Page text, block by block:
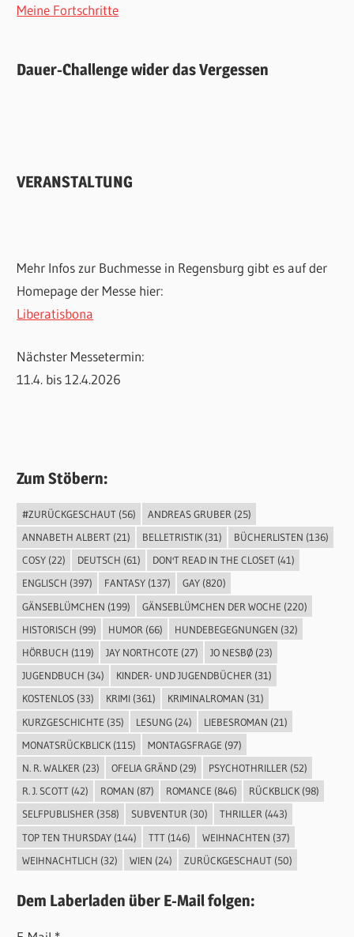
Meine Fortschritte
Dauer-Challenge wider das Vergessen
VERANSTALTUNG
Mehr Infos zur Buchmesse in Regensburg gibt es auf der
Homepage der Messe hier:
Liberatisbona
Nächster Messetermin:
11.4. bis 12.4.2026
Zum Stöbern:
#ZURÜCKGESCHAUT(56) ANDREAS GRUBER (25)
ANNABETH ALBERT(21) BELLETRISTIK(31) BÜCHERLISTEN (136)
COSY(22) DEUTSCH (61) DON'T READ IN THE CLOSET(41)
ENGLISCH (397) FANTASY(137) GAY(820)
GÄNSEBLÜMCHEN (199) GÄNSEBLÜMCHEN DER WOCHE (220)
HISTORISCH (99) HUMOR (66) HUNDEBEGEGNUNGEN (32)
HÖRBUCH (119) JAY NORTHCOTE (27) JO NESBØ(23)
JUGENDBUCH (34) KINDER- UND JUGENDBÜCHER(31)
KOSTENLOS(33) KRIMI(361) KRIMINALROMAN (31)
KURZGESCHICHTE (35) LESUNG(24) LIEBESROMAN (21)
MONATSRÜCKBLICK(115) MONTAGSFRAGE (97)
N. R. WALKER (23) OFELIA GRÄND(29) PSYCHOTHRILLER (52)
R. J. SCOTT(42) ROMAN (87) ROMANCE (846) RÜCKBLICK(98)
SELFPUBLISHER(358) SUBVENTUR(30) THRILLER(443)
TOP TEN THURSDAY(144) TTT(146) WEIHNACHTEN (37)
WEIHNACHTLICH (32) WIEN (24) ZURÜCKGESCHAUT(50)
Dem Laberladen über E-Mail folgen: